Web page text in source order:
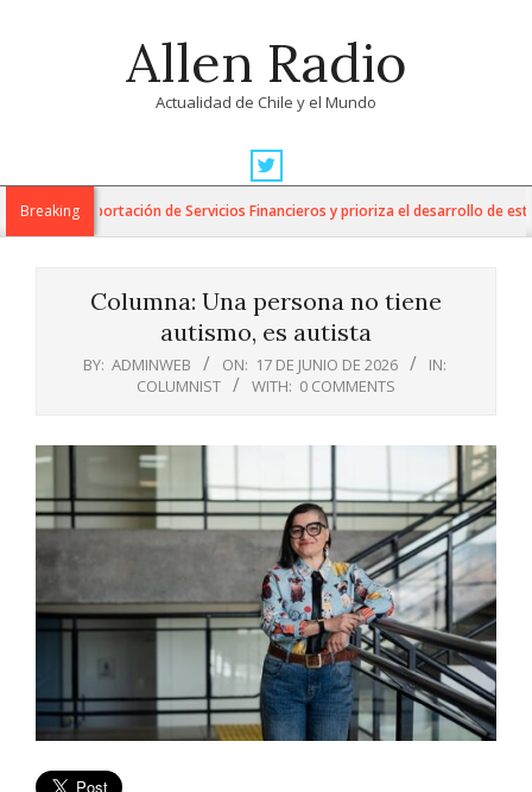
Allen Radio
Actualidad de Chile y el Mundo
Navigation
MenuBreaking
para la Exportación de Servicios Financieros y prioriza el desarrollo de esta
Columna: Una persona no tiene
autismo, es autista
BY: ADMINWEB ON: 17 DE JUNIO DE 2026
IN:
COLUMNIST
WITH: 0 COMMENTS